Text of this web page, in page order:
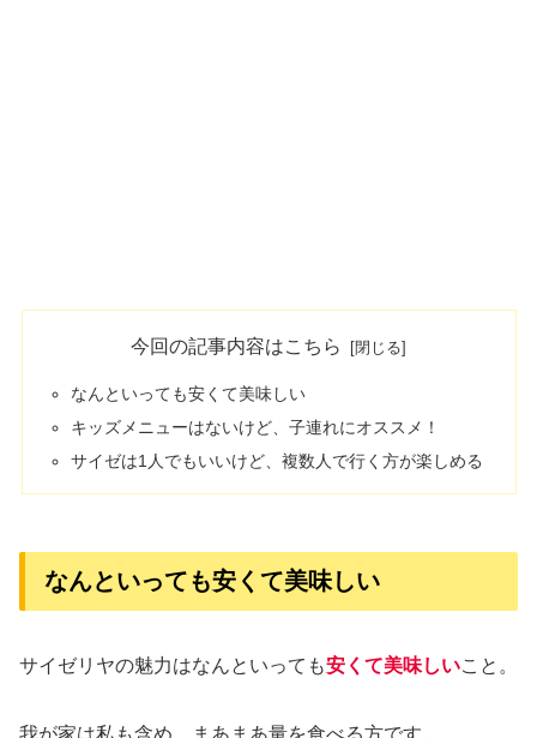
今回の記事内容はこちら
なんといっても安くて美味しい
キッズメニューはないけど、子連れにオススメ！
サイゼは1人でもいいけど、複数人で行く方が楽しめる
なんといっても安くて美味しい
サイゼリヤの魅力はなんといっても安くて美味しいこと。
我が家は私も含め、まあまあ量を食べる方です。